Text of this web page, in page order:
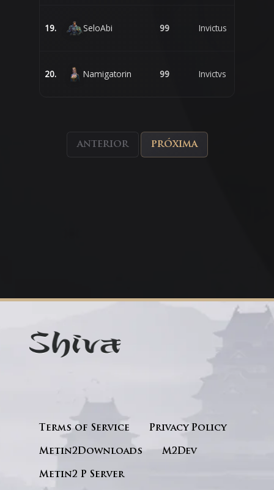
19. SeloAbi 99 Invictus
20. Namigatorin 99 Invictvs
anterior próxima
Terms of Service Privacy Policy
Metin2Downloads M2Dev
Metin2 P Server